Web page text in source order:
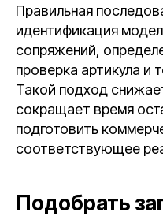
Правильная
идентификация
сопряжений,
проверка артикула и
Такой подход
сокращает время
подготовить
соответствующее
Подобрать